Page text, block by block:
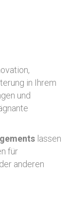
in Ihrem
und
lassen
für
anderen